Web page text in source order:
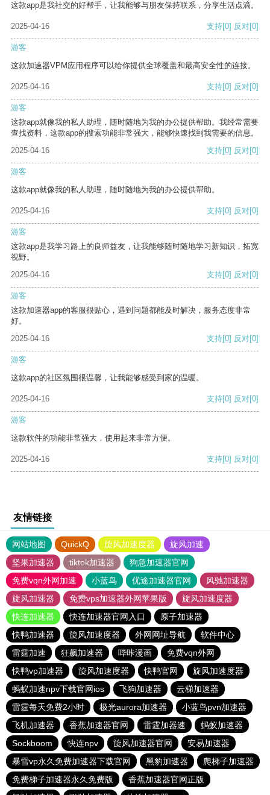
这款app是我社交的好帮手，让我能够与朋友保持联系，分享生活点滴。
2025-04-16 支持[0] 反对[0]
游客
这款加速器VPM应用程序可以给你提供全球覆盖和最高安全性的连接。
2025-04-16 支持[0] 反对[0]
游客
这款app就像我的私人助理，随时随地为我的办公提供帮助。我经常需要
查找资料，这款app的搜索功能非常强大，能够快速找到我需要的信息。
2025-04-16
支持[0] 反对[0]
游客
这款app就像我的私人助理，随时随地为我的办公提供帮助。
2025-04-16 支持[0] 反对[0]
游客
这款app是我学习路上的良师益友，让我能够随时随地学习新知识，拓宽
视野。
2025-04-16
支持[0] 反对[0]
游客
这款加速器app的客服很贴心，遇到问题都能及时解决，服务态度非常
好。
2025-04-16
支持[0] 反对[0]
游客
这款app的社区氛围很温馨，让我能够感受到家的温暖。
2025-04-16 支持[0] 反对[0]
游客
这款软件的功能非常强大，使用起来非常方便。
2025-04-16 支持[0] 反对[0]
友情链接
网站地图 QuickQ 旋风加速度器
旋风加速
坚果加速器
tiktok加速器
狗急加速器官网
免费vqn外网加速
小蓝鸟 优途加速器官网
风驰加速器
旋风加速器
免费vps加速器外网苹果版
旋风加速度器
快连加速器
快连加速器官网入口
原子加速器
快鸭加速器
旋风加速度器 外网网址导航
软件中心
雷霆加速
狂飙加速器 哔咔漫画
免费vqn外网
快鸭vp加速器
旋风加速度器 快鸭官网
旋风加速度器
蚂蚁加速npv下载官网ios
飞狗加速器
云梯加速器
雷霆每天免费2小时
极光aurora加速器
小蓝鸟pvn加速器
飞机加速器
香蕉加速器官网 雷霆加器速
蚂蚁加速器
Sockboom
快连npv 旋风加速器官网
安易加速器
暴雪vp永久免费加速器下载官网
黑豹加速器
爬梯子加速器
免费梯子加速器永久免费版
香蕉加速器官网正版